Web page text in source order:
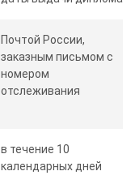
Почтой России,
заказным письмом с
номером
отслеживания
в течение 10
календарных дней